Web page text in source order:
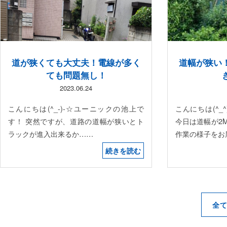
道が狭くても大丈夫！電線が多く
ても問題無し！
2023.06.24
こんにちは(^_-)-☆ユーニックの池上で
す！ 突然ですが、道路の道幅が狭いとト
ラックが進入出来るか……
続きを読む
道幅が狭い
こんにちは
今日は道幅が
作業の様子を
全